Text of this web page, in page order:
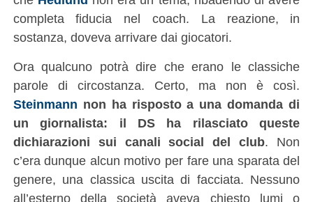
completa fiducia nel coach. La reazione, in
sostanza, doveva arrivare dai giocatori.
Ora qualcuno potrà dire che erano le classiche
parole di circostanza. Certo, ma non è così.
Steinmann non ha risposto a una domanda di
un giornalista: il DS ha rilasciato queste
dichiarazioni sui canali social del club. Non
c’era dunque alcun motivo per fare una sparata del
genere, una classica uscita di facciata. Nessuno
all’esterno della società aveva chiesto lumi o